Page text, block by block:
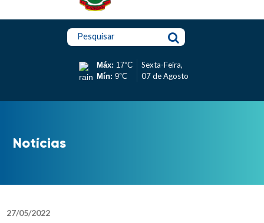
Pesquisar
Máx: 17°C
Mín: 9°C
Sexta-Feira,
07 de Agosto
Notícias
27/05/2022